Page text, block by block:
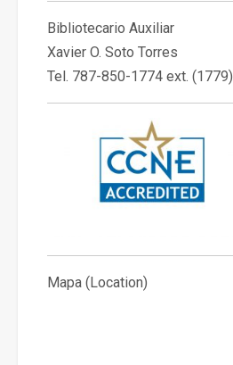
Bibliotecario Auxiliar
Xavier O. Soto Torres
Tel. 787-850-1774 ext. (1779)
Mapa (Location)